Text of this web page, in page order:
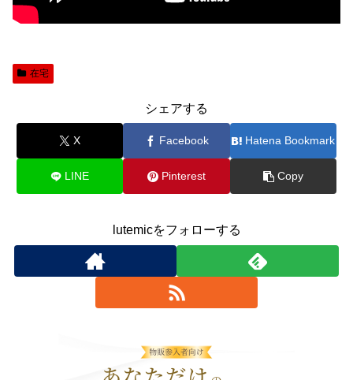
在宅
シェアする
X Facebook Hatena Bookmark
LINE Pinterest Copy
lutemicをフォローする